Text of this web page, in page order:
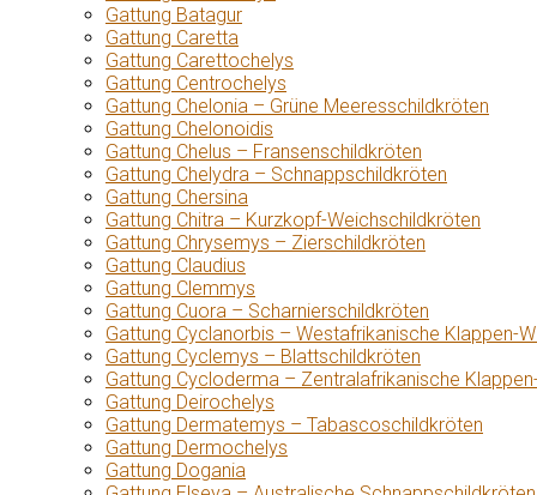
Gattung Batagur
Gattung Caretta
Gattung Carettochelys
Gattung Centrochelys
Gattung Chelonia – Grüne Meeresschildkröten
Gattung Chelonoidis
Gattung Chelus – Fransenschildkröten
Gattung Chelydra – Schnappschildkröten
Gattung Chersina
Gattung Chitra – Kurzkopf-Weichschildkröten
Gattung Chrysemys – Zierschildkröten
Gattung Claudius
Gattung Clemmys
Gattung Cuora – Scharnierschildkröten
Gattung Cyclanorbis – Westafrikanische Klappen-
Gattung Cyclemys – Blattschildkröten
Gattung Cycloderma – Zentralafrikanische
Gattung Deirochelys
Gattung Dermatemys – Tabascoschildkröten
Gattung Dermochelys
Gattung Dogania